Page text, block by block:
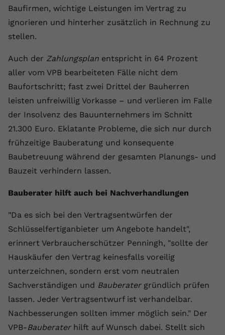
Baufirmen, wichtige Leistungen im Vertrag zu
ignorieren und hinterher zusätzlich in Rechnung zu
stellen.
Auch der Zahlungsplan entspricht in 64 Prozent
aller vom VPB bearbeiteten Fälle nicht dem
Baufortschritt; fast zwei Drittel der Bauherren
leisten unfreiwillig Vorkasse – und verlieren im Falle
der Insolvenz des Bauunternehmers im Schnitt
21.300 Euro. Eklatante Probleme, die sich nur durch
frühzeitige Bauberatung und konsequente
Baubetreuung während der gesamten Planungs- und
Bauzeit verhindern lassen.
Bauberater hilft auch bei Nachverhandlungen
"Da es sich bei den Vertragsentwürfen der
Schlüsselfertiganbieter um Angebote handelt",
erinnert Verbraucherschützer Penningh, "sollte der
Hauskäufer den Vertrag keinesfalls voreilig
unterzeichnen, sondern erst vom neutralen
Sachverständigen und Bauberatergründlich prüfen
lassen. Jeder Vertragsentwurf ist verhandelbar.
Nachbesserungen sollten immer möglich sein." Der
VPB-Bauberaterhilft auf Wunsch dabei. Stellt sich
Zweck
eingebettete YouTube-Videos und
registriert anonyme statistische Daten.
Anbieter Youtube.com
Laufzeit Session
Zweck
YouTube setzt diesen Cookie, um die
speichern, der eingebettete YouTube-
Videos verwendet.
Dieser von YouTube gesetzte Cookie
registriert eine eindeutige ID, um
Daten darüber zu speichern, welche
Videos von YouTube der Nutzer
gesehen hat.
Name yt.innertube::nextId